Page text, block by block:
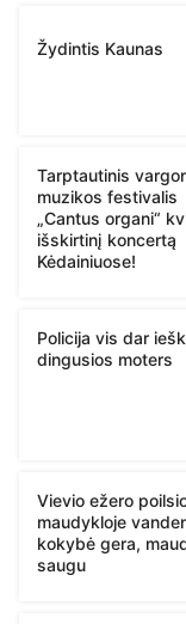
Žydintis Kaunas
Tarptautinis
muzikos festivalis
„Cantus organi“
išskirtinį koncertą
Kėdainiuose!
Policija vis dar
dingusios moters
Vievio ežero
maudykloje
kokybė gera,
saugu